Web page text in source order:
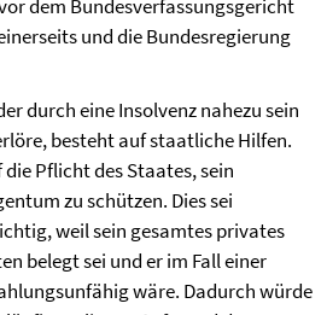
dem Bundesverfassungsgericht
und die Bundesregierung
durch eine Insolvenz nahezu sein
besteht auf staatliche Hilfen.
Pflicht des Staates, sein
zu schützen. Dies sei
weil sein gesamtes privates
belegt sei und er im Fall einer
wäre. Dadurch würde